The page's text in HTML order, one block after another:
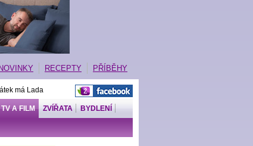
NOVINKY RECEPTY PŘÍBĚHY
má Lada
TV A FILM ZVÍŘATA BYDLENÍ